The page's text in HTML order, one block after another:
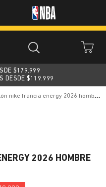
$179.999
DESDE $119.999
nike francia energy 2026 hombre
2026 HOMBRE